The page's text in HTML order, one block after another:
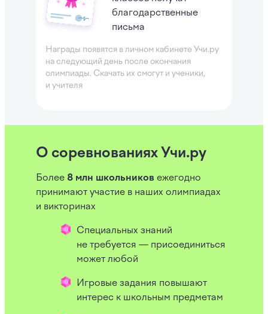
благодарственные
письма
Награды появятся в личном кабинете Учи.ру
на следующий день после окончания
олимпиады. Скачать их смогут и ученики,
и учителя
О соревнованиях Учи.ру
Более 8 млн школьников ежегодно
принимают участие в наших олимпиадах
и викторинах
Специальных знаний
не требуется — присоединиться
может любой
Игровые задания повышают
интерес к школьным предметам